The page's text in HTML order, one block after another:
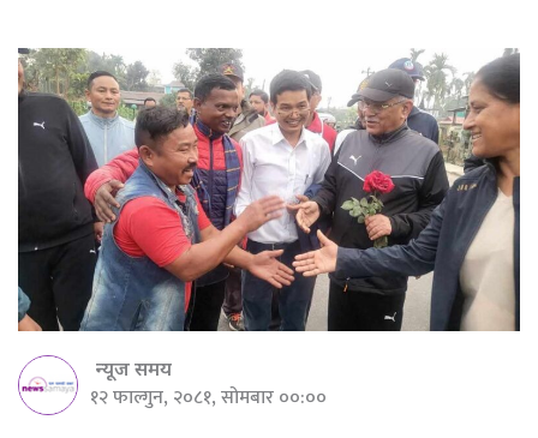
न्यूज समय
१२ फाल्गुन, २०८१, सोमबार ००:००